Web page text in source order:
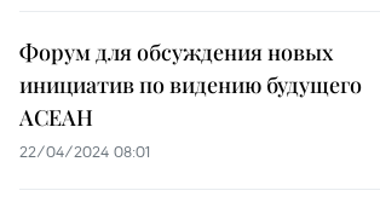
Форум для обсуждения новых
инициатив по видению будущего
АСЕАН
22/04/2024 08:01